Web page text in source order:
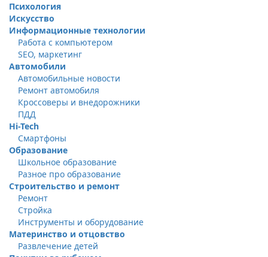
Психология
Искусство
Информационные технологии
Работа с компьютером
SEO, маркетинг
Автомобили
Автомобильные новости
Ремонт автомобиля
Кроссоверы и внедорожники
ПДД
Hi-Tech
Смартфоны
Образование
Школьное образование
Разное про образование
Строительство и ремонт
Ремонт
Стройка
Инструменты и оборудование
Материнство и отцовство
Развлечение детей